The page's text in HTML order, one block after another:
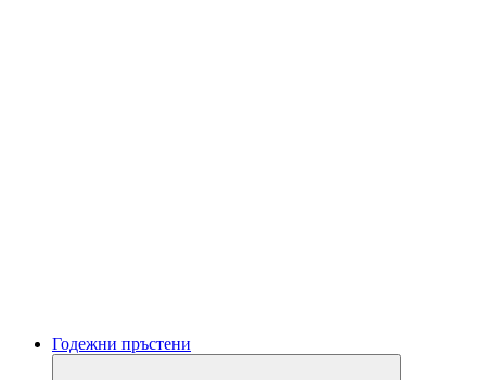
Годежни пръстени